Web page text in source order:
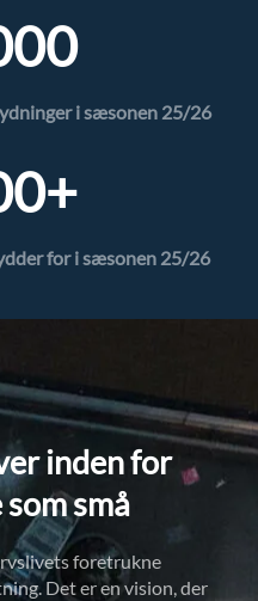
i sæsonen 25/26
for i sæsonen 25/26
inden for
små
foretrukne
Det er en vision, der